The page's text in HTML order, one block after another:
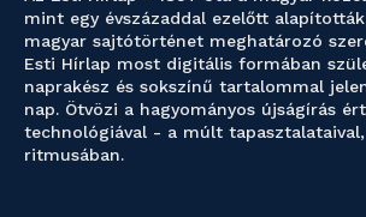
mint egy évszázaddal ezelőtt
magyar sajtótörténet meghatározó
Esti Hírlap most digitális formában
naprakész és sokszínű tartalommal
nap. Ötvözi a hagyományos újságírás
technológiával - a múlt
ritmusában.